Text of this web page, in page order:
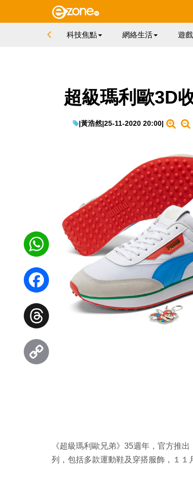
科技焦點 網絡生活 遊
超級瑪利歐3D
|黃浩然|25-11-2020 20:00|
《超級瑪利歐兄弟》35週年，官方推
列，包括多款運動鞋及穿搭服飾，１１
WhatsApp
Facebook
Threads